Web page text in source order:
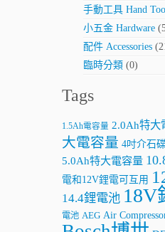
手動工具 Hand
小五金 Hardware
配件 Accessories
臨時分類 (0)
Tags
1.5Ah電容量 2.0Ah特大
大電容量 4吋介石
5.0Ah特大電容量
電和12V鋰電可互用
14.4鋰電池 18V
電池 AEG Air